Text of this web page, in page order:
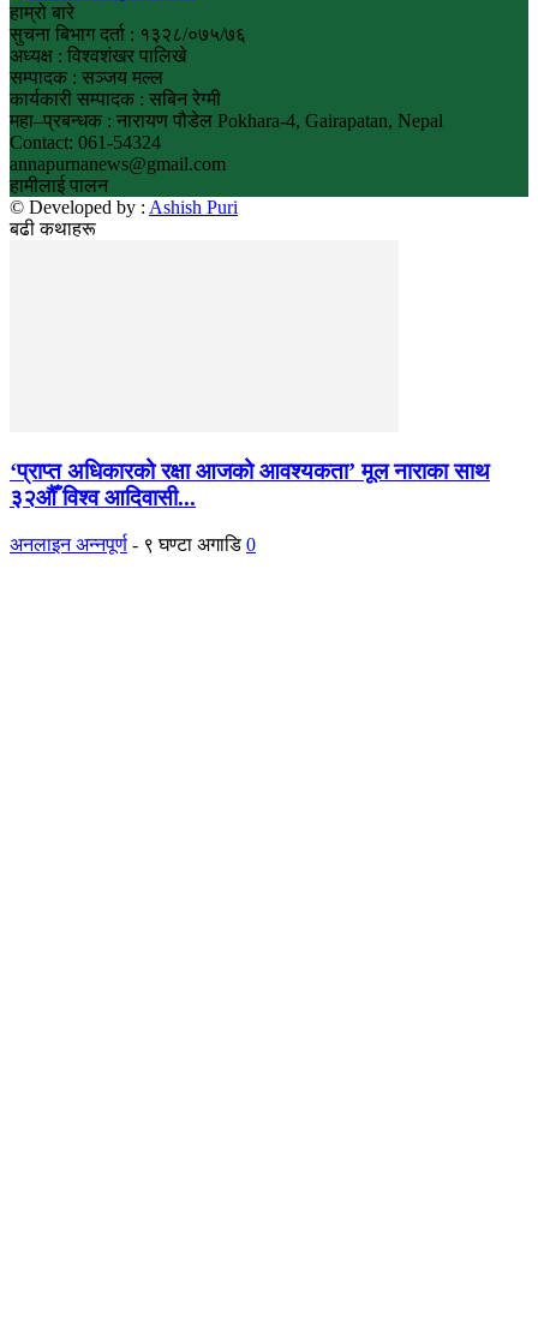
हाम्रो बारे
सुचना बिभाग दर्ता : १३२८/०७५/७६
अध्यक्ष : विश्वशंखर पालिखे
सम्पादक : सञ्जय मल्ल
कार्यकारी सम्पादक : सबिन रेग्मी
महा–प्रबन्धक : नारायण पौडेल Pokhara-4, Gairapatan, Nepal
Contact: 061-54324
annapurnanews@gmail.com
हामीलाई पालन
© Developed by : Ashish Puri
बढी कथाहरू
‘प्राप्त अधिकारको रक्षा आजको आवश्यकता’ मूल नाराका साथ
३२औँ विश्व आदिवासी...
अनलाइन अन्नपूर्ण - ९ घण्टा अगाडि 0